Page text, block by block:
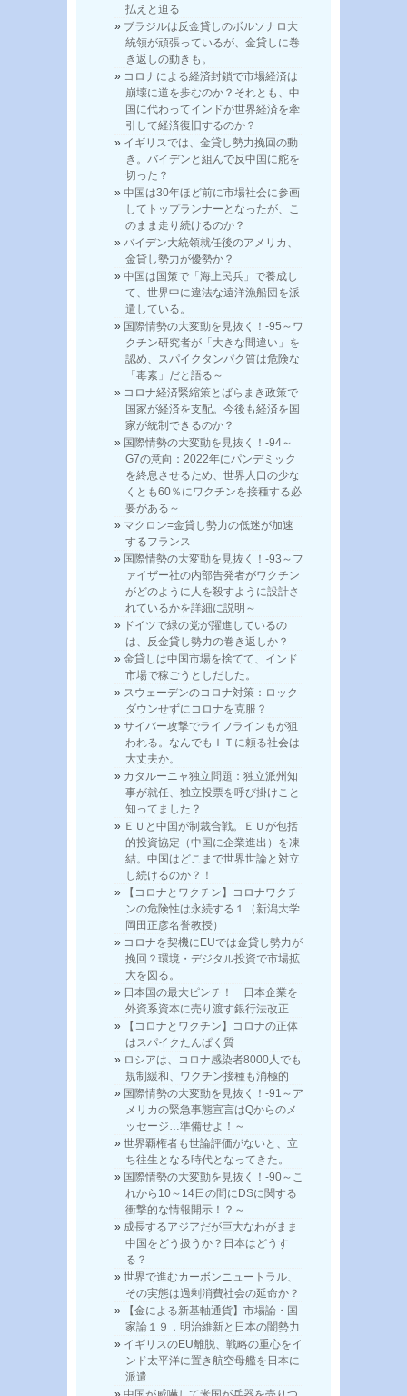
払えと迫る
ブラジルは反金貸しのボルソナロ大
統領が頑張っているが、金貸しに巻
き返しの動きも。
コロナによる経済封鎖で市場経済は
崩壊に道を歩むのか？それとも、中
国に代わってインドが世界経済を牽
引して経済復旧するのか？
イギリスでは、金貸し勢力挽回の動
き。バイデンと組んで反中国に舵を
切った？
中国は30年ほど前に市場社会に参画
してトップランナーとなったが、こ
のまま走り続けるのか？
バイデン大統領就任後のアメリカ、
金貸し勢力が優勢か？
中国は国策で「海上民兵」で養成し
て、世界中に違法な遠洋漁船団を派
遣している。
国際情勢の大変動を見抜く！-95～ワ
クチン研究者が「大きな間違い」を
認め、スパイクタンパク質は危険な
「毒素」だと語る～
コロナ経済緊縮策とばらまき政策で
国家が経済を支配。今後も経済を国
家が統制できるのか？
国際情勢の大変動を見抜く！-94～
G7の意向：2022年にパンデミック
を終息させるため、世界人口の少な
くとも60％にワクチンを接種する必
要がある～
マクロン=金貸し勢力の低迷が加速
するフランス
国際情勢の大変動を見抜く！-93～フ
ァイザー社の内部告発者がワクチン
がどのように人を殺すように設計さ
れているかを詳細に説明～
ドイツで緑の党が躍進しているの
は、反金貸し勢力の巻き返しか？
金貸しは中国市場を捨てて、インド
市場で稼ごうとしだした。
スウェーデンのコロナ対策：ロック
ダウンせずにコロナを克服？
サイバー攻撃でライフラインもが狙
われる。なんでもＩＴに頼る社会は
大丈夫か。
カタルーニャ独立問題：独立派州知
事が就任、独立投票を呼び掛けこと
知ってました？
ＥＵと中国が制裁合戦。ＥＵが包括
的投資協定（中国に企業進出）を凍
結。中国はどこまで世界世論と対立
し続けるのか？！
【コロナとワクチン】コロナワクチ
ンの危険性は永続する１（新潟大学
岡田正彦名誉教授）
コロナを契機にEUでは金貸し勢力が
挽回？環境・デジタル投資で市場拡
大を図る。
日本国の最大ピンチ！ 日本企業を
外資系資本に売り渡す銀行法改正
【コロナとワクチン】コロナの正体
はスパイクたんぱく質
ロシアは、コロナ感染者8000人でも
規制緩和、ワクチン接種も消極的
国際情勢の大変動を見抜く！-91～ア
メリカの緊急事態宣言はQからのメ
ッセージ…準備せよ！～
世界覇権者も世論評価がないと、立
ち往生となる時代となってきた。
国際情勢の大変動を見抜く！-90～こ
れから10～14日の間にDSに関する
衝撃的な情報開示！？～
成長するアジアだが巨大なわがまま
中国をどう扱うか？日本はどうす
る？
世界で進むカーボンニュートラル、
その実態は過剰消費社会の延命か？
【金による新基軸通貨】市場論・国
家論１９．明治維新と日本の闇勢力
イギリスのEU離脱、戦略の重心をイ
ンド太平洋に置き航空母艦を日本に
派遣